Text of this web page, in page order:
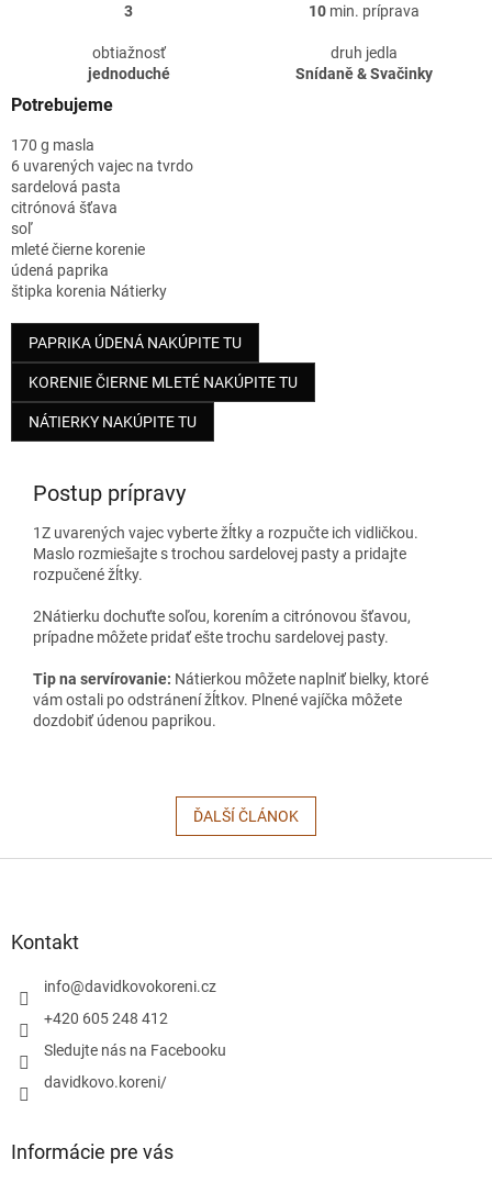
3
10min. príprava
obtiažnosť
jednoduché
druh jedla
Snídaně & Svačinky
Potrebujeme
170 g masla
6 uvarených vajec na tvrdo
sardelová pasta
citrónová šťava
soľ
mleté čierne korenie
údená paprika
štipka korenia Nátierky
PAPRIKA ÚDENÁ NAKÚPITE TU
KORENIE ČIERNE MLETÉ NAKÚPITE TU
NÁTIERKY NAKÚPITE TU
Postup prípravy
1Z uvarených vajec vyberte žĺtky a rozpučte ich vidličkou.
Maslo rozmiešajte s trochou sardelovej pasty a pridajte
rozpučené žĺtky.
2Nátierku dochuťte soľou, korením a citrónovou šťavou,
prípadne môžete pridať ešte trochu sardelovej pasty.
Tip na servírovanie: Nátierkou môžete naplniť bielky, ktoré
vám ostali po odstránení žĺtkov. Plnené vajíčka môžete
dozdobiť údenou paprikou.
ĎALŠÍ ČLÁNOK
Kontakt
info@davidkovokoreni.cz
+420 605 248 412
Sledujte nás na Facebooku
davidkovo.koreni/
Informácie pre vás